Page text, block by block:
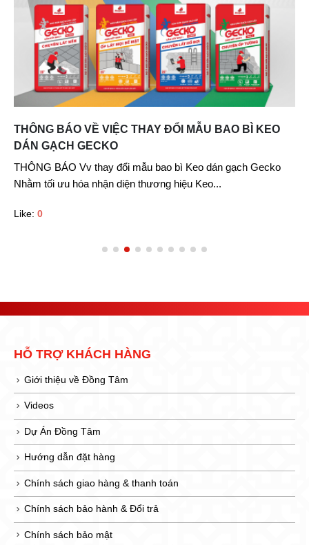
THÔNG BÁO VỀ VIỆC THAY ĐỔI MẪU BAO BÌ KEO
DÁN GẠCH GECKO
THÔNG BÁO Vv thay đổi mẫu bao bì Keo dán gạch Gecko
Nhằm tối ưu hóa nhận diện thương hiệu Keo...
Like: 0
HỖ TRỢ KHÁCH HÀNG
Giới thiệu về Đồng Tâm
Videos
Dự Án Đồng Tâm
Hướng dẫn đặt hàng
Chính sách giao hàng & thanh toán
Chính sách bảo hành & Đổi trả
Chính sách bảo mật